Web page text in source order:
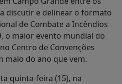
discutir e delinear o formato
de Combate a Incêndios
o maior evento mundial do
Centro de Convenções
maio do ano que vem.
quinta-feira (15), na